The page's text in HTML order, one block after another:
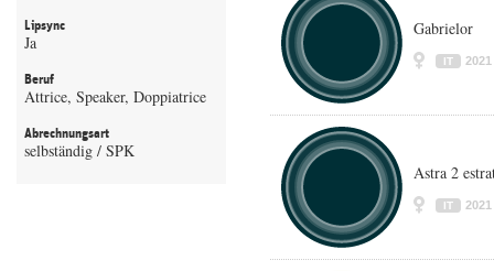
Lipsync
Ja
Beruf
Attrice, Speaker, Doppiatrice
Abrechnungsart
selbständig / SPK
Gabrielor
IT 2021
Astra 2
IT 2021